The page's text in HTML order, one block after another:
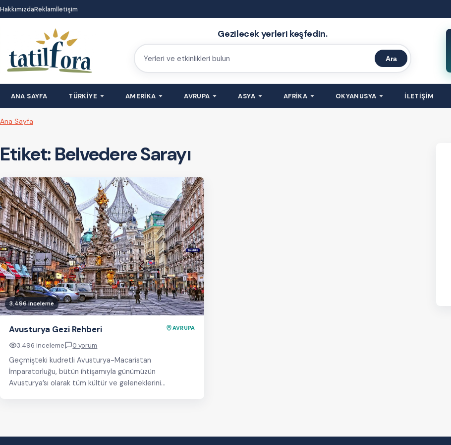
İçeriğe
atla
HakkımızdaReklamİletişim
Gezilecek yerleri keşfedin.
Yerleri
Ara
ANA SAYFA TÜRKİYE AMERİKA AVRUPA ASYA AFRİKA OKYANUSYA İLETİŞİM
Ana Sayfa
Etiket: Belvedere Sarayı
3.496 inceleme
Avusturya Gezi Rehberi AVRUPA
3.496 inceleme 0 yorum
Geçmişteki kudretli Avusturya-Macaristan
İmparatorluğu, bütün ihtişamıyla günümüzün
Avusturya’sı olarak tüm kültür ve geleneklerini